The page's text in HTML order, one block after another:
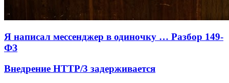
Я написал мессенджер в одиночку … Разбор 149-
ФЗ
Внедрение HTTP/3 задерживается